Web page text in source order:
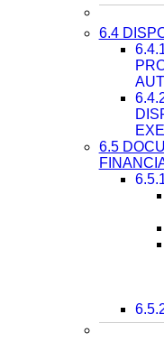
6.4
6.5